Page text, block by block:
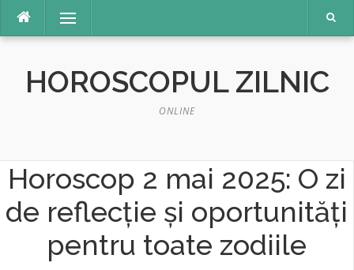
conținut
Meniu
HOROSCOPUL ZILNIC
ONLINE
Horoscop 2 mai 2025: O zi
de reflecție și oportunități
pentru toate zodiile